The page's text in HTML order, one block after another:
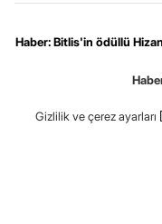
Haber: Bitlis'in ödüllü
Gizlilik ve çerez ayarları